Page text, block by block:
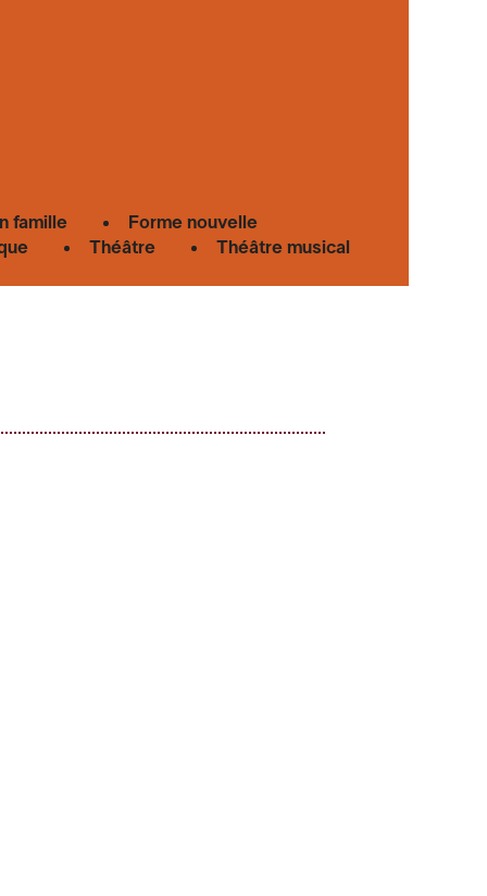
famille
Forme nouvelle
Théâtre Théâtre musical